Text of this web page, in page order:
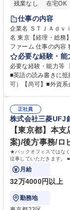
残業なし
在宅OK
仕事の内容
企業名 ＳＴＪＡｄｖ
名 東京【経理・総務
ファーム 仕事の内容 独立系ECMアドバイザリーファームとして上場前後
の資本市場戦略を設
バックオフィス業務
できる環境です。 ■日常経理、月次および年次決算サポート業務 ■本国
（グローバル）との
業務をお任せします
を進めやすく定着率の高い環境です。 募
出社程度のリモート
必要な経験・能
必要な経験・能力等
■英語の読み書きに
可）【尚可】■外資
【働き方について】
ライフバランスを重
談可）。【求める人
社内外と円滑にコミ
歴・資格 学歴：大学
正社員
株式会社三菱UFJ
【東京都】本
案)/後方事務/ロ
★バックオフィスではな
従事していただきます。
客様対応
月給
32万4000円以上
勤務地